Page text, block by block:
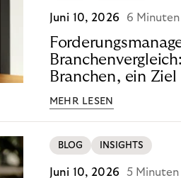
Juni 10, 2026 6 Minuten
Branchen, ein Ziel
MEHR LESEN
BLOG INSIGHTS
Juni 10, 2026 5 Minuten